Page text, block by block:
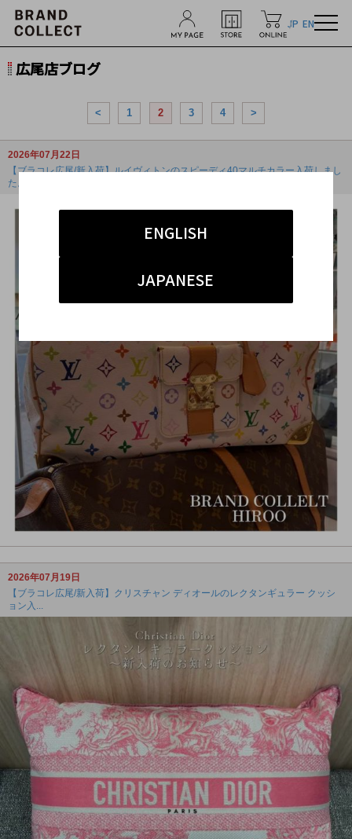
JP EN
ENGLISH
JAPANESE
広尾店ブログ
< 1 2 3 4 >
2026年07月22日
【ブラコレ広尾/新入荷】ルイヴィトンのスピーディ40マルチカラー入荷しまし
た。
2026年07月19日
【ブラコレ広尾/新入荷】クリスチャン ディオールのレクタンギュラー クッシ
ョン入...